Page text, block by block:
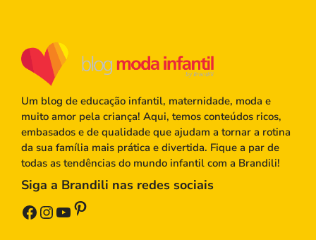
Um blog de educação infantil, maternidade, moda e
muito amor pela criança! Aqui, temos conteúdos ricos,
embasados e de qualidade que ajudam a tornar a rotina
da sua família mais prática e divertida. Fique a par de
todas as tendências do mundo infantil com a Brandili!
Siga a Brandili nas redes sociais
Facebook
Instagram
Youtube
Pinterest